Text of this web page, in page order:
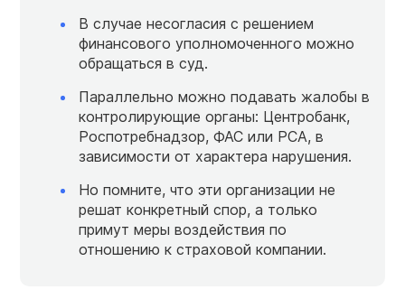
В случае несогласия с решением
финансового уполномоченного можно
обращаться в суд.
Параллельно можно подавать жалобы в
контролирующие органы: Центробанк,
Роспотребнадзор, ФАС или РСА, в
зависимости от характера нарушения.
Но помните, что эти организации не
решат конкретный спор, а только
примут меры воздействия по
отношению к страховой компании.